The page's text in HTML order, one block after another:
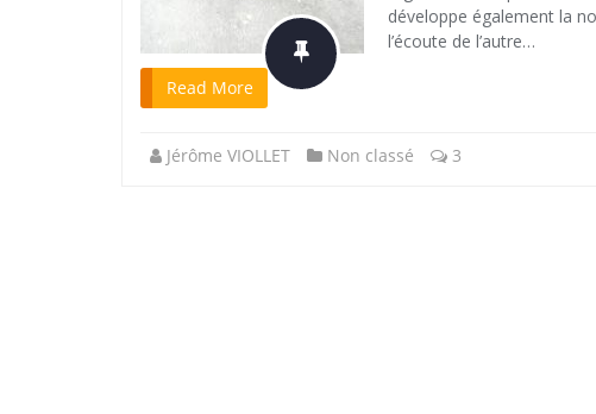
développe également la
l’écoute de l’autre…
Read More
Jérôme VIOLLET Non classé 3